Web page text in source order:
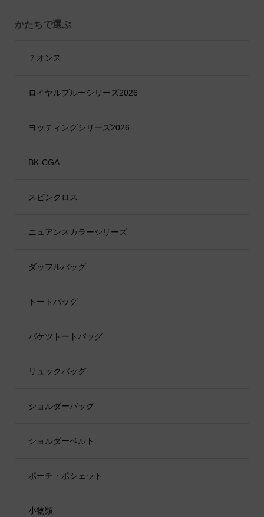
かたちで選ぶ
７オンス
ロイヤルブルーシリーズ2026
ヨッティングシリーズ2026
BK-CGA
スピンクロス
ニュアンスカラーシリーズ
ダッフルバッグ
トートバッグ
バケツトートバッグ
リュックバッグ
ショルダーバッグ
ショルダーベルト
ポーチ・ポシェット
小物類